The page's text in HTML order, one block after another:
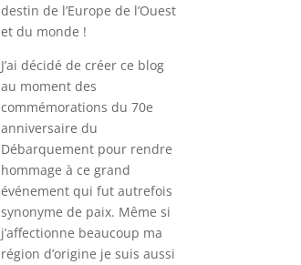
destin de l’Europe de l’Ouest
et du monde !
J’ai décidé de créer ce blog
au moment des
commémorations du 70e
anniversaire du
Débarquement pour rendre
hommage à ce grand
événement qui fut autrefois
synonyme de paix. Même si
j’affectionne beaucoup ma
région d’origine je suis aussi